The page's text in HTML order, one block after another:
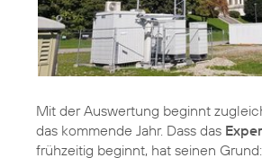
Mit der Auswertung beginnt
das kommende Jahr. Dass das
frühzeitig beginnt, hat seinen